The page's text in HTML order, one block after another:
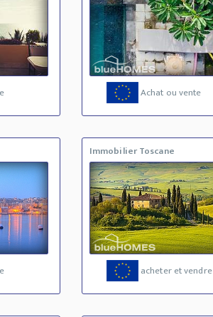
Achat ou vente
Immobilier Toscane
acheter et vendre